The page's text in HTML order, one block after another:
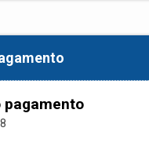
pagamento